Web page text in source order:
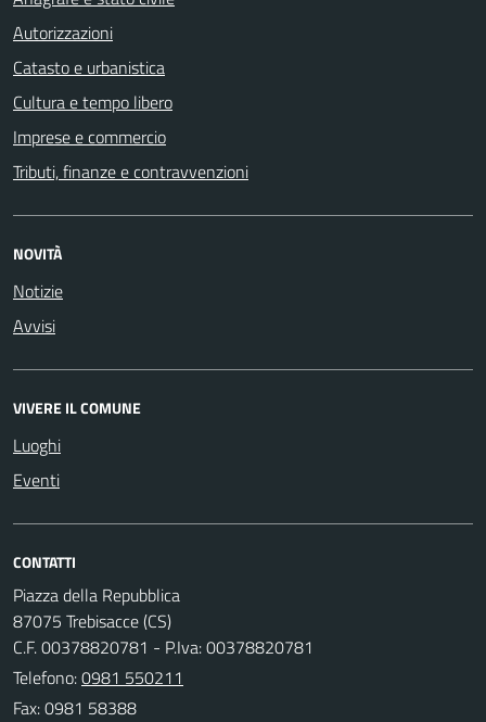
Autorizzazioni
Catasto e urbanistica
Cultura e tempo libero
Imprese e commercio
Tributi, finanze e contravvenzioni
NOVITÀ
Notizie
Avvisi
VIVERE IL COMUNE
Luoghi
Eventi
CONTATTI
Piazza della Repubblica
87075 Trebisacce (CS)
C.F. 00378820781 - P.Iva: 00378820781
Telefono:0981 550211
Fax: 0981 58388